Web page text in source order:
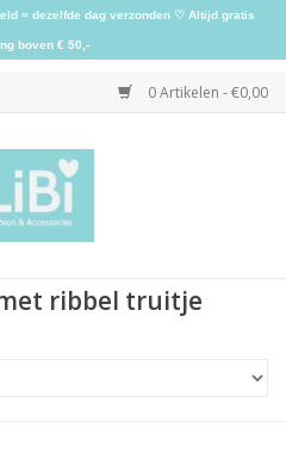
0 Artikelen - €0,00
ribbel truitje
= dezelfde dag verzonden ♡ Altijd gratis
boven € 50,-